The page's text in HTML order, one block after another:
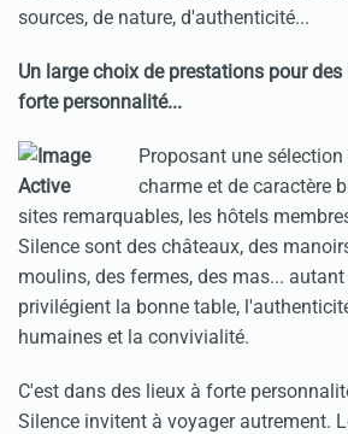
sources, de nature, d'authenticité...
Un large choix de prestations pour
forte personnalité...
Proposant une
charme et de caractère
sites remarquables, les hôtels
Silence sont des châteaux, des
moulins, des fermes, des mas...
privilégient la bonne table,
humaines et la convivialité.
C'est dans des lieux à forte
Silence invitent à voyager autrement.